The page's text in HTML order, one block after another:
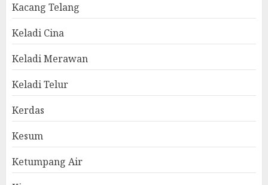
Kacang Telang
Keladi Cina
Keladi Merawan
Keladi Telur
Kerdas
Kesum
Ketumpang Air